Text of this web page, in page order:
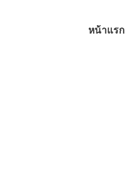
หน้าแรก